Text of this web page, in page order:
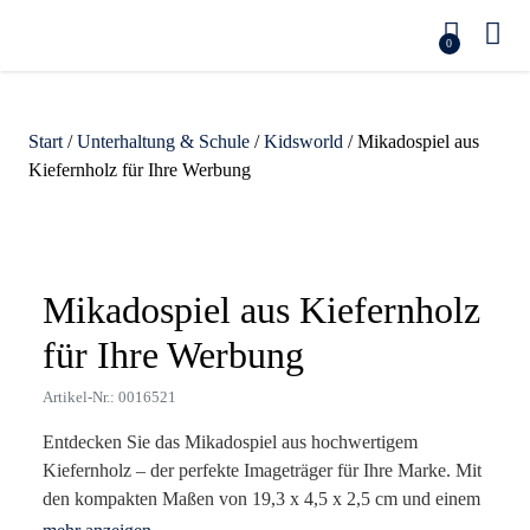
0
Start /Unterhaltung & Schule /Kidsworld / Mikadospiel aus
Kiefernholz für Ihre Werbung
Zoom
Mikadospiel aus Kiefernholz
für Ihre Werbung
Artikel-Nr.: 0016521
Entdecken Sie das Mikadospiel aus hochwertigem
Kiefernholz – der perfekte Imageträger für Ihre Marke. Mit
den kompakten Maßen von 19,3 x 4,5 x 2,5 cm und einem